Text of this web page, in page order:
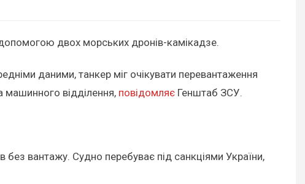
двох морських дронів-камікадзе.
даними, танкер міг очікувати перевантаження
машинного відділення, повідомляє Генштаб ЗСУ.
вантажу. Судно перебуває під санкціями України,